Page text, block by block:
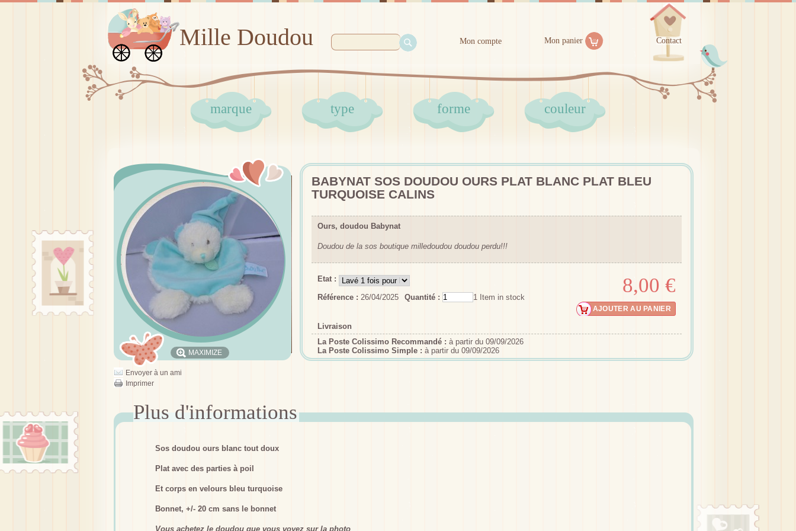
Mille Doudou Mon compte Mon panier Contact
marque type forme couleur
MAXIMIZE
Envoyer à un ami
Imprimer
BABYNAT SOS DOUDOU OURS PLAT BLANC PLAT BLEU
TURQUOISE CALINS
Ours, doudou Babynat
Doudou de la sos boutique milledoudou doudou perdu!!!
Etat :
Référence : 26/04/2025 Quantité : 1 Item in stock
8,00 €
Livraison
La Poste Colissimo Recommandé : à partir du 09/09/2026
La Poste Colissimo Simple : à partir du 09/09/2026
Sos doudou ours blanc tout doux
Plat avec des parties à poil
Et corps en velours bleu turquoise
Bonnet, +/- 20 cm sans le bonnet
Vous achetez le doudou que vous voyez sur la photo